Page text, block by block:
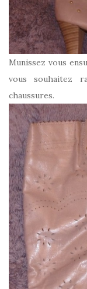
Munissez vous
vous souhaitez
chaussures.